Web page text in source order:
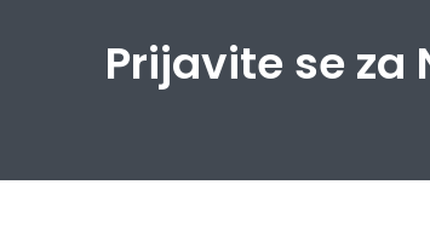
Prijavite se za